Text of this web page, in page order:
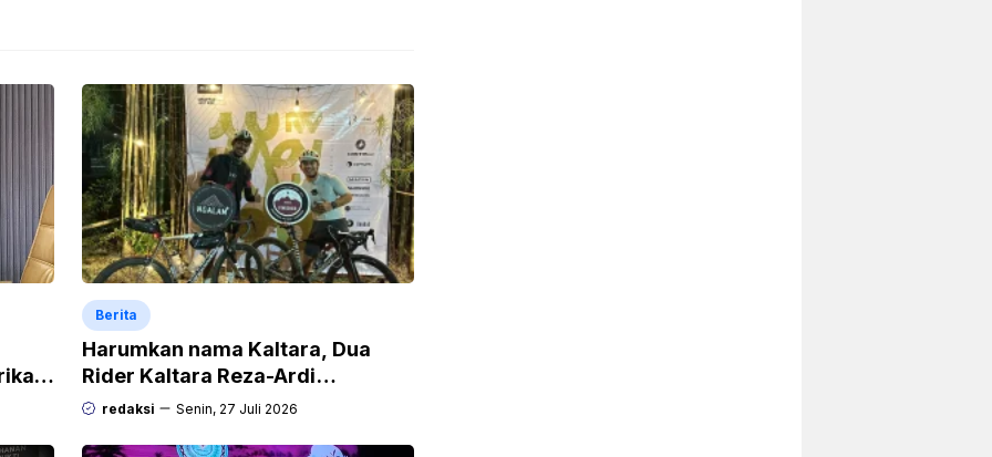
Berita
Harumkan nama Kaltara, Dua
Rider Kaltara Reza-Ardi
menuntaskan tantangan ekstrem
redaksi Senin, 27 Juli 2026